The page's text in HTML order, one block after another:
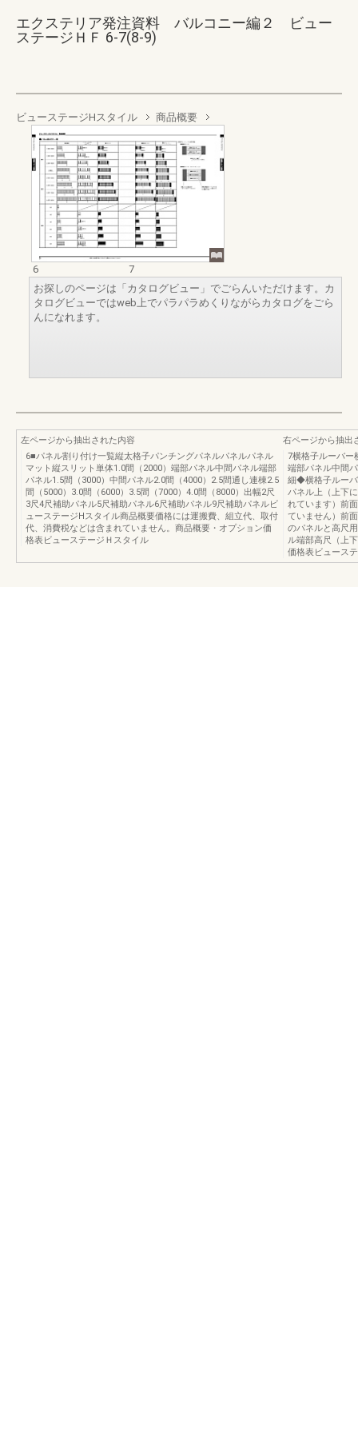
エクステリア発注資料 バルコニー編２ ビュー
ステージＨＦ 6-7(8-9)
ビューステージHスタイル 商品概要
6
7
お探しのページは「カタログビュー」でごらんいただけます。カ
タログビューではweb上でパラパラめくりながらカタログをごら
んになれます。
左ページから抽出された内容
6■パネル割り付け一覧縦太格子パンチングパネルパネルパネル
マット縦スリット単体1.0間（2000）端部パネル中間パネル端部
パネル1.5間（3000）中間パネル2.0間（4000）2.5間通し連棟2.5
間（5000）3.0間（6000）3.5間（7000）4.0間（8000）出幅2尺
3尺4尺補助パネル5尺補助パネル6尺補助パネル9尺補助パネルビ
ューステージHスタイル商品概要価格には運搬費、組立代、取付
代、消費税などは含まれていません。商品概要・オプション価
格表ビューステージＨスタイル
右ページから抽出
7横格子ルーバー
端部パネル中間
細◆横格子ルー
パネル上（上下
れています）前
ていません）前
のパネルと高尺
ル端部高尺（上
価格表ビュース